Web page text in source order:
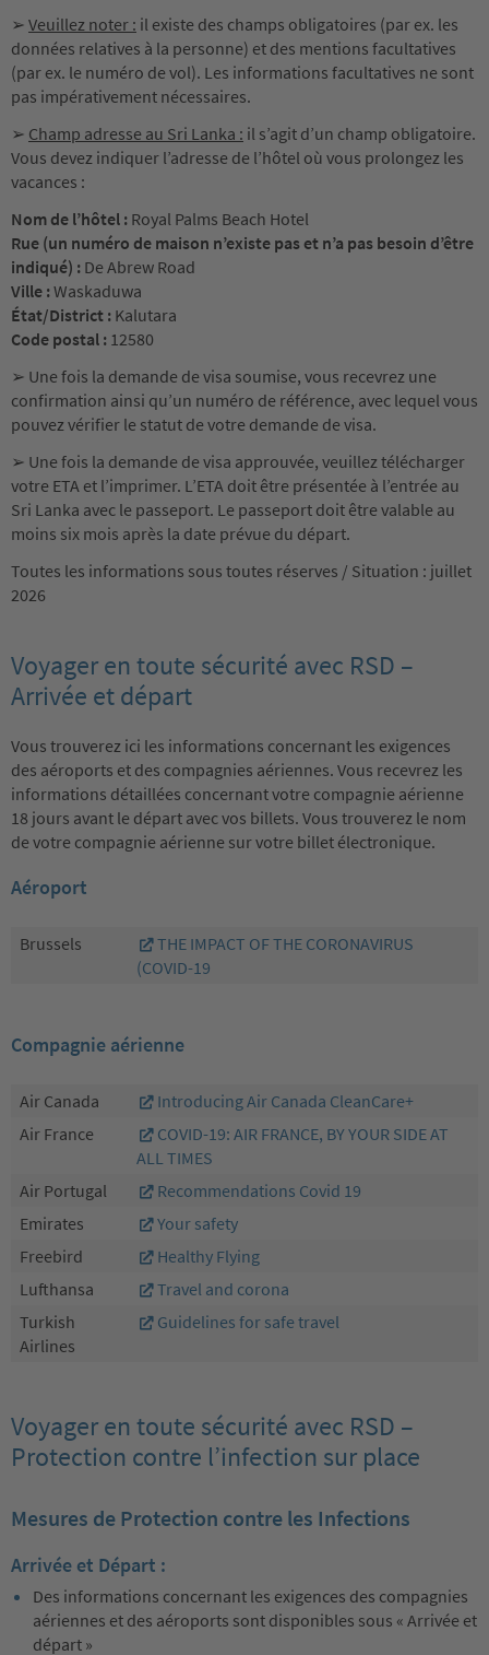
➢ Veuillez noter : il existe des champs obligatoires (par ex. les
données relatives à la personne) et des mentions facultatives
(par ex. le numéro de vol). Les informations facultatives ne sont
pas impérativement nécessaires.
➢ Champ adresse au Sri Lanka : il s’agit d’un champ obligatoire.
Vous devez indiquer l’adresse de l’hôtel où vous prolongez les
vacances :
Nom de l’hôtel : Royal Palms Beach Hotel
Rue (un numéro de maison n’existe pas et n’a pas besoin d’être
indiqué) : De Abrew Road
Ville :Waskaduwa
État/District : Kalutara
Code postal : 12580
➢ Une fois la demande de visa soumise, vous recevrez une
confirmation ainsi qu’un numéro de référence, avec lequel vous
pouvez vérifier le statut de votre demande de visa.
➢ Une fois la demande de visa approuvée, veuillez télécharger
votre ETA et l’imprimer. L’ETA doit être présentée à l’entrée au
Sri Lanka avec le passeport. Le passeport doit être valable au
moins six mois après la date prévue du départ.
Toutes les informations sous toutes réserves / Situation : juillet
2026
Voyager en toute sécurité avec RSD –
Arrivée et départ
Vous trouverez ici les informations concernant les exigences
des aéroports et des compagnies aériennes. Vous recevrez les
informations détaillées concernant votre compagnie aérienne
18 jours avant le départ avec vos billets. Vous trouverez le nom
de votre compagnie aérienne sur votre billet électronique.
Aéroport
Brussels
THE IMPACT OF THE CORONAVIRUS
(COVID-19
Compagnie aérienne
Air Canada
Introducing Air Canada CleanCare+
Air France
COVID-19: AIR FRANCE, BY YOUR SIDE AT
ALL TIMES
Air Portugal
Recommendations Covid 19
Emirates
Your safety
Freebird
Healthy Flying
Lufthansa
Travel and corona
Turkish
Airlines
Guidelines for safe travel
Voyager en toute sécurité avec RSD –
Protection contre l’infection sur place
Mesures de Protection contre les Infections
Arrivée et Départ :
Des informations concernant les exigences des compagnies
aériennes et des aéroports sont disponibles sous « Arrivée et
départ »